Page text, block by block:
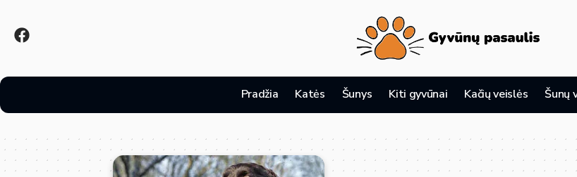
Pradžia Katės Šunys Kiti gyvūnai Kačių veislės Šunų